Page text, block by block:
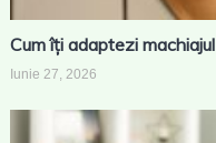
Cum îți adaptezi
Iunie 27, 2026